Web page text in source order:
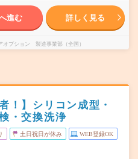
進む 詳しく見る
オプション 製造事業部（全国）
！】シリコン成型・
・交換洗浄
土日祝日が休み WEB登録OK